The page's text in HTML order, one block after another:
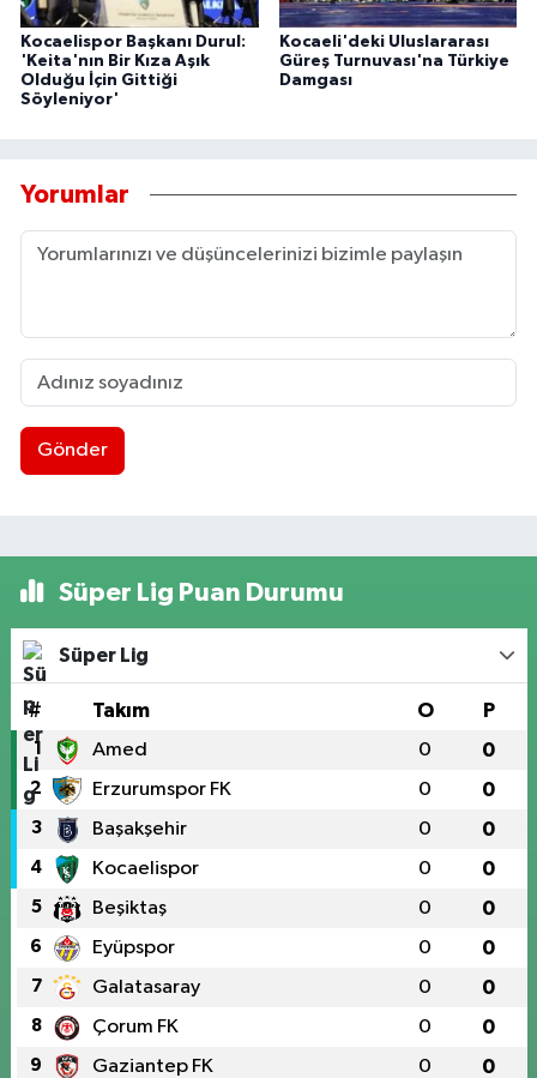
Kocaelispor Başkanı Durul:
'Keita'nın Bir Kıza Aşık
Olduğu İçin Gittiği
Söyleniyor'
Kocaeli'deki Uluslararası
Güreş Turnuvası'na Türkiye
Damgası
Yorumlar
Gönder
Süper Lig Puan Durumu
Süper Lig
# Takım O P
1 Amed 0 0
2 Erzurumspor FK 0 0
3 Başakşehir 0 0
4 Kocaelispor 0 0
5 Beşiktaş 0 0
6 Eyüpspor 0 0
7 Galatasaray 0 0
8 Çorum FK 0 0
9 Gaziantep FK 0 0